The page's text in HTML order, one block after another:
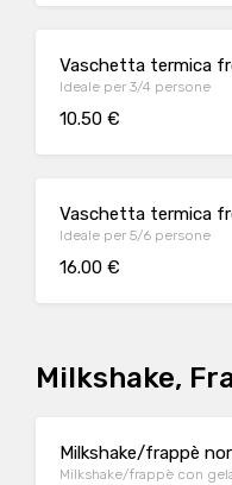
Vaschetta termica
Ideale per 3/4 persone
10.50 €
Vaschetta termica
Ideale per 5/6 persone
16.00 €
Milkshake,
Milkshake/frappè
Milkshake/frappè con